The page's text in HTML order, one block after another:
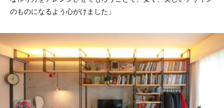
のものになるよう心がけました」